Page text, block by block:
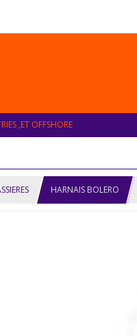
,ET OFFSHORE
HARNAIS BOLERO